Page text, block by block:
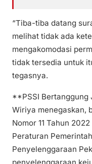
“Tiba-tiba datang
melihat tidak ada
mengakomodasi
tidak tersedia untuk
tegasnya.
**PSSI Bertanggung
Wiriya menegaskan,
Nomor 11 Tahun
Peraturan
Penyelenggaraan
penyelenggaraan